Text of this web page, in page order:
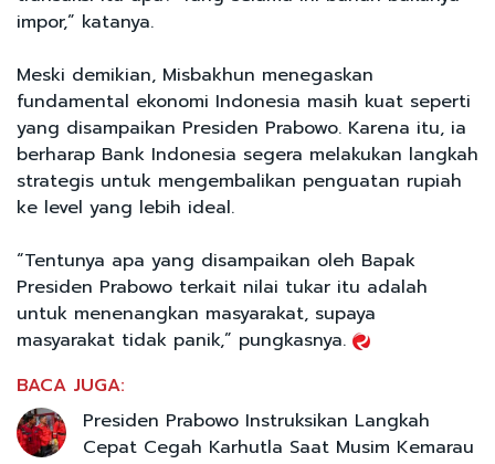
impor,” katanya.
Meski demikian, Misbakhun menegaskan
fundamental ekonomi Indonesia masih kuat seperti
yang disampaikan Presiden Prabowo. Karena itu, ia
berharap Bank Indonesia segera melakukan langkah
strategis untuk mengembalikan penguatan rupiah
ke level yang lebih ideal.
“Tentunya apa yang disampaikan oleh Bapak
Presiden Prabowo terkait nilai tukar itu adalah
untuk menenangkan masyarakat, supaya
masyarakat tidak panik,” pungkasnya.
BACA JUGA:
Presiden Prabowo Instruksikan Langkah
Cepat Cegah Karhutla Saat Musim Kemarau